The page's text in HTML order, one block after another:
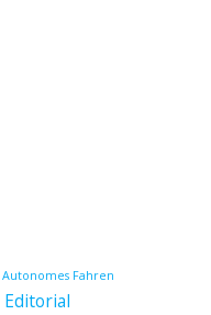
Autonomes Fahren
Editorial